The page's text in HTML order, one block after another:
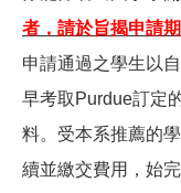
者，請於旨揭申請
申請通過之學生以
早考取Purdue訂定
料。受本系推薦的
續並繳交費用，始完